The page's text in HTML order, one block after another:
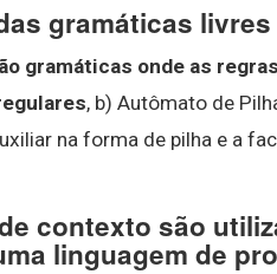
gramáticas
gramáticas onde as
, b) Autômato de
na forma de pilha e a
contexto são
linguagem de